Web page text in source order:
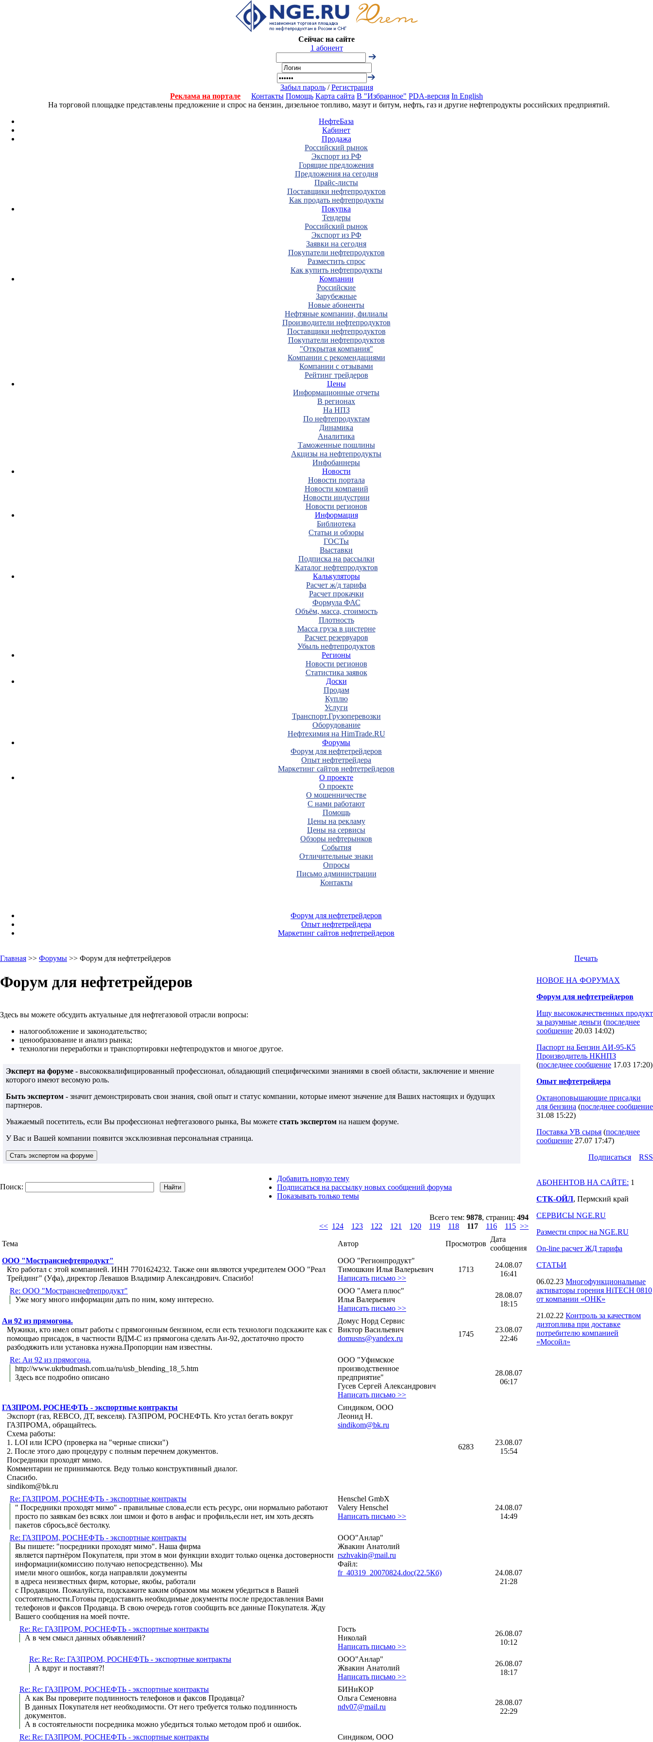
Сейчас на сайте
1 абонент
Забыл пароль/Регистрация
Реклама на портале
Контакты Помощь Карта сайта В "Избранное" PDA-версия In English
На торговой площадке представлены предложение и спрос на бензин, дизельное топливо, мазут и битум, нефть, газ и другие нефтепродукты российских предприятий.
НефтеБаза
Кабинет
Продажа
Российский рынок
Экспорт из РФ
Горящие предложения
Предложения на сегодня
Прайс-листы
Поставщики нефтепродуктов
Как продать нефтепродукты
Покупка
Тендеры
Российский рынок
Экспорт из РФ
Заявки на сегодня
Покупатели нефтепродуктов
Разместить спрос
Как купить нефтепродукты
Компании
Российские
Зарубежные
Новые абоненты
Нефтяные компании, филиалы
Производители нефтепродуктов
Поставщики нефтепродуктов
Покупатели нефтепродуктов
"Открытая компания"
Компании с рекомендациями
Компании с отзывами
Рейтинг трейдеров
Цены
Информационные отчеты
В регионах
На НПЗ
По нефтепродуктам
Динамика
Аналитика
Таможенные пошлины
Акцизы на нефтепродукты
Инфобаннеры
Новости
Новости портала
Новости компаний
Новости индустрии
Новости регионов
Информация
Библиотека
Статьи и обзоры
ГОСТы
Выставки
Подписка на рассылки
Каталог нефтепродуктов
Калькуляторы
Расчет ж/д тарифа
Расчет прокачки
Формула ФАС
Объём, масса, стоимость
Плотность
Масса груза в цистерне
Расчет резервуаров
Убыль нефтепродуктов
Регионы
Новости регионов
Статистика заявок
Доски
Продам
Куплю
Услуги
Транспорт.Грузоперевозки
Оборудование
Нефтехимия на HimTrade.RU
Форумы
Форум для нефтетрейдеров
Опыт нефтетрейдера
Маркетинг сайтов нефтетрейдеров
О проекте
О проекте
О мошенничестве
С нами работают
Помощь
Цены на рекламу
Цены на сервисы
Обзоры нефтерынков
События
Отличительные знаки
Опросы
Письмо администрации
Контакты
Форум для нефтетрейдеров
Опыт нефтетрейдера
Маркетинг сайтов нефтетрейдеров
Главная >> Форумы >> Форум для нефтетрейдеров Печать
Форум для нефтетрейдеров
Здесь вы можете обсудить актуальные для нефтегазовой отрасли вопросы:
налогообложение и законодательство;
ценообразование и анализ рынка;
технологии переработки и транспортировки нефтепродуктов и многое другое.
Эксперт на форуме - высококвалифицированный профессионал, обладающий специфическими знаниями в своей области, заключение и мнение
которого имеют весомую роль.
Быть экспертом - значит демонстрировать свои знания, свой опыт и статус компании, которые имеют значение для Ваших настоящих и будущих
партнеров.
Уважаемый посетитель, если Вы профессионал нефтегазового рынка, Вы можете стать экспертом на нашем форуме.
У Вас и Вашей компании появится эксклюзивная персональная страница.
Поиск:
Добавить новую тему
Подписаться на рассылку новых сообщений форума
Показывать только темы
Всего тем: 9878, страниц: 494
<< 124 123 122 121 120 119 118 117 116 115 >>
Тема Автор Просмотров
Дата
сообщения
ООО "Мостранснефтепродукт"
Кто работал с этой компанией. ИНН 7701624232. Также они являются учредителем ООО "Реал
Трейдинг" (Уфа), директор Левашов Владимир Александрович. Спасибо!
ООО "Регионпродукт"
Тимошкин Илья Валерьевич
Написать письмо >>
1713
24.08.07
16:41
Re: ООО "Мостранснефтепродукт"
Уже могу много информации дать по ним, кому интересно.
ООО "Амега плюс"
Илья Валерьевич
Написать письмо >>
28.08.07
18:15
Аи 92 из прямогона.
Мужики, кто имел опыт работы с прямогонным бензином, если есть технологи подскажите как с
помощью присадок, в частности ВДМ-С из прямогона сделать Аи-92, достаточно просто
разбодяжить или установка нужна.Пропорции нам известны.
Домус Норд Сервис
Виктор Васильевич
domusns@yandex.ru
1745
23.08.07
22:46
Re: Аи 92 из прямогона.
http://www.ukrbudmash.com.ua/ru/usb_blending_18_5.htm
Здесь все подробно описано
ООО "Уфимское
производственное
предприятие"
Гусев Сергей Александрович
Написать письмо >>
28.08.07
06:17
ГАЗПРОМ, РОСНЕФТЬ - экспортные контракты
Экспорт (газ, REBCO, ДТ, векселя). ГАЗПРОМ, РОСНЕФТЬ. Кто устал бегать вокруг
ГАЗПРОМА, обращайтесь.
Схема работы:
1. LOI или ICPO (проверка на "черные списки")
2. После этого даю процедуру с полным перечнем документов.
Посредники проходят мимо.
Комментарии не принимаются. Веду только конструктивный диалог.
Спасибо.
sindikom@bk.ru
Синдиком, ООО
Леонид Н.
sindikom@bk.ru
6283
23.08.07
15:54
Re: ГАЗПРОМ, РОСНЕФТЬ - экспортные контракты
" Посредники проходят мимо" - правильные слова,если есть ресурс, они нормально работают
просто по заявкам без всякх лои шмои и фото в анфас и профиль,если нет, им хоть десять
пакетов сбрось,всё бестолку.
Henschel GmbX
Valery Henschel
Написать письмо >>
24.08.07
14:49
Re: ГАЗПРОМ, РОСНЕФТЬ - экспортные контракты
Вы пишете: "посредники проходят мимо". Наша фирма
является партнёром Покупателя, при этом в мои функции входит только оценка достоверности
информации(комиссию получаю непосредственно). Мы
имели много ошибок, когда направляли документы
в адреса неизвестных фирм, которые, якобы, работали
с Продавцом. Пожалуйста, подскажите каким образом мы можем убедиться в Вашей
состоятельности.Готовы предоставить необходимые документы после предоставления Вами
телефонов и факсов Продавца. В свою очередь готов сообщить все данные Покупателя. Жду
Вашего сообщения на моей почте.
ООО"Анлар"
Жвакин Анатолий
rszhvakin@mail.ru
Файл:
fr_40319_20070824.doc(22.5Кб)
24.08.07
21:28
Re: Re: ГАЗПРОМ, РОСНЕФТЬ - экспортные контракты
А в чем смысл данных объявлений?
Гость
Николай
Написать письмо >>
26.08.07
10:12
Re: Re: Re: ГАЗПРОМ, РОСНЕФТЬ - экспортные контракты
А вдруг и поставят?!
ООО"Анлар"
Жвакин Анатолий
Написать письмо >>
26.08.07
18:17
Re: Re: ГАЗПРОМ, РОСНЕФТЬ - экспортные контракты
А как Вы проверите подлинность телефонов и факсов Продавца?
В данных Покупателя нет необходимости. От него требуется только подлинность
документов.
А в состоятельности посредника можно убедиться только методом проб и ошибок.
БИНиКОР
Ольга Семеновна
ndv07@mail.ru
28.08.07
22:29
Re: Re: ГАЗПРОМ, РОСНЕФТЬ - экспортные контракты
Синдиком, ООО
НОВОЕ НА ФОРУМАХ
Форум для нефтетрейдеров
Ищу высококачественных продукт
за разумные деньги (последнее
сообщение 20.03 14:02)
Паспорт на Бензин АИ-95-К5
Производитель НКНПЗ
(последнее сообщение 17.03 17:20)
Опыт нефтетрейдера
Октаноповышающие присадки
для бензина (последнее сообщение
31.08 15:22)
Поставка УВ сырья (последнее
сообщение 27.07 17:47)
Подпиcаться
RSS
АБОНЕНТОВ НА САЙТЕ: 1
СТК-ОЙЛ, Пермский край
СЕРВИСЫ NGE.RU
Размести спрос на NGE.RU
On-line расчет ЖД тарифа
СТАТЬИ
06.02.23 Многофункциональные
активаторы горения HiTECH 0810
от компании «ОНК»
21.02.22 Контроль за качеством
дизтоплива при доставке
потребителю компанией
«Мосойл»